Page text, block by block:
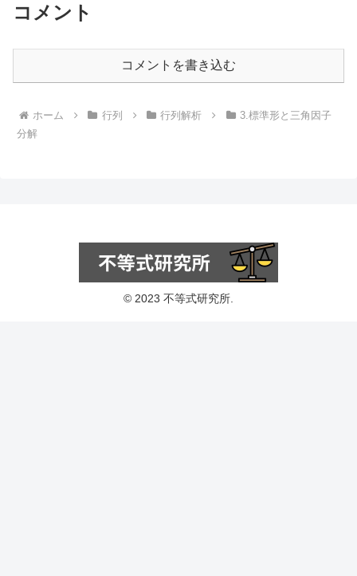
コメント
コメントを書き込む
ホーム 行列 行列解析
3.標準形と三角因子
分解
© 2023 不等式研究所.